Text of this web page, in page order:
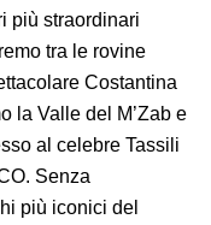
più straordinari
tra le rovine
Costantina
la Valle del M’Zab e
al celebre Tassili
Senza
più iconici del